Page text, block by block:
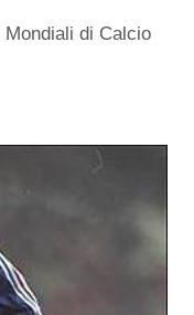
Mondiali di Calcio